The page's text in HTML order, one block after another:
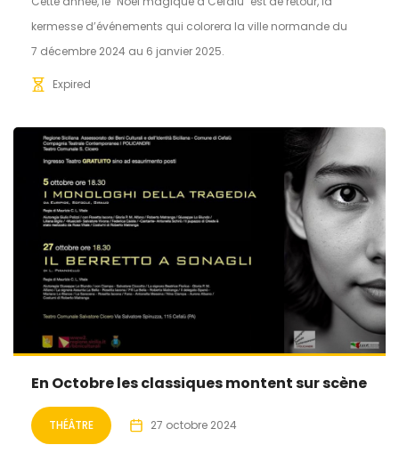
kermesse d’événements qui colorera la ville normande du
7 décembre 2024 au 6 janvier 2025.
Expired
En Octobre les classiques montent sur scène
THÉÂTRE 27 octobre 2024